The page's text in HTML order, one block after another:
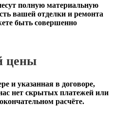
полную материальную
вашей отделки и ремонта
быть совершенно
цены
и указанная в договоре,
нет скрытых платежей или
расчёте.